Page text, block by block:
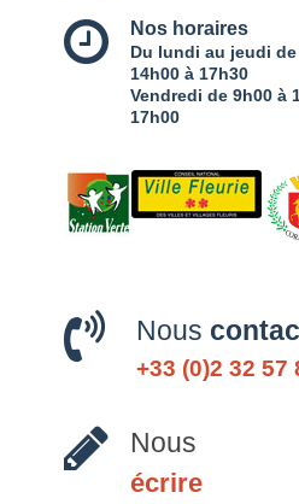
Nos horaires
Du lundi au jeudi
14h00 à 17h30
Vendredi de 9h00 à
17h00
Nous
+33 (0)2 32 57
Nous
écrire